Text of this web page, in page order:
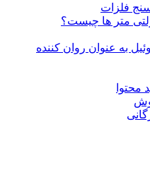
فلزات
به عنوان روان کننده
محتوا